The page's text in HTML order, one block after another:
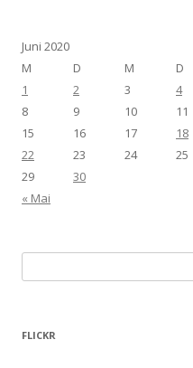
Juni 2020
M
D M D
1
2 3 4
8
9 10 11
15
16 17 18
22
23 24 25
29
30
« Mai
nach:
FLICKR